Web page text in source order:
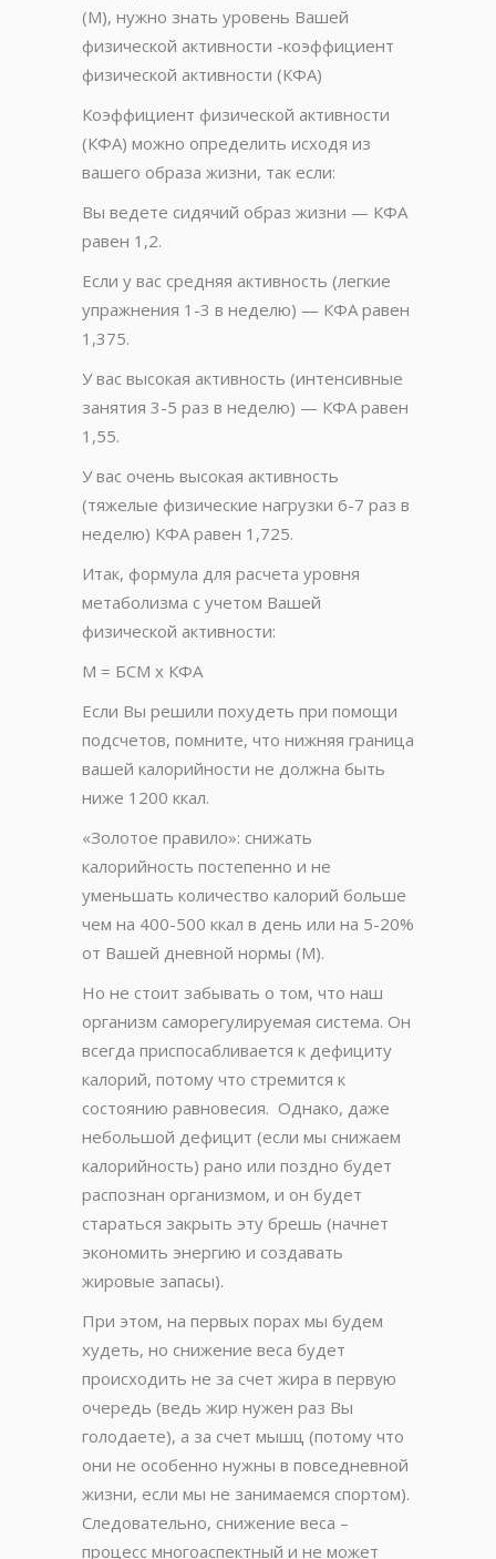
(М), нужно знать уровень Вашей
физической активности -коэффициент
физической активности (КФА)
Коэффициент физической активности
(КФА) можно определить исходя из
вашего образа жизни, так если:
Вы ведете сидячий образ жизни — КФА
равен 1,2.
Если у вас средняя активность (легкие
упражнения 1-3 в неделю) — КФА равен
1,375.
У вас высокая активность (интенсивные
занятия 3-5 раз в неделю) — КФА равен
1,55.
У вас очень высокая активность
(тяжелые физические нагрузки 6-7 раз в
неделю) КФА равен 1,725.
Итак, формула для расчета уровня
метаболизма с учетом Вашей
физической активности:
М = БСМ х КФА
Если Вы решили похудеть при помощи
подсчетов, помните, что нижняя граница
вашей калорийности не должна быть
ниже 1200 ккал.
«Золотое правило»: снижать
калорийность постепенно и не
уменьшать количество калорий больше
чем на 400-500 ккал в день или на 5-20%
от Вашей дневной нормы (М).
Но не стоит забывать о том, что наш
организм саморегулируемая система. Он
всегда приспосабливается к дефициту
калорий, потому что стремится к
состоянию равновесия. Однако, даже
небольшой дефицит (если мы снижаем
калорийность) рано или поздно будет
распознан организмом, и он будет
стараться закрыть эту брешь (начнет
экономить энергию и создавать
жировые запасы).
При этом, на первых порах мы будем
худеть, но снижение веса будет
происходить не за счет жира в первую
очередь (ведь жир нужен раз Вы
голодаете), а за счет мышц (потому что
они не особенно нужны в повседневной
жизни, если мы не занимаемся спортом).
Следовательно, снижение веса –
процесс многоаспектный и не может